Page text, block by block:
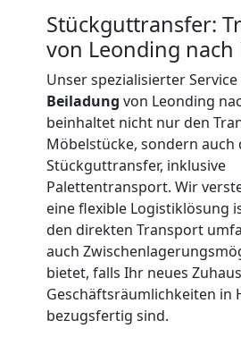
Stückguttransfer:
von Leonding nach
Unser spezialisierter
Beiladung von Leonding
beinhaltet nicht nur den
Möbelstücke, sondern auch
Stückguttransfer, inklusive
Palettentransport. Wir
eine flexible Logistiklösung
den direkten Transport
auch
bietet, falls Ihr neues
Geschäftsräumlichkeiten in
bezugsfertig sind.
National
Beiladung
International
Internationaler
Umzug
Nationaler